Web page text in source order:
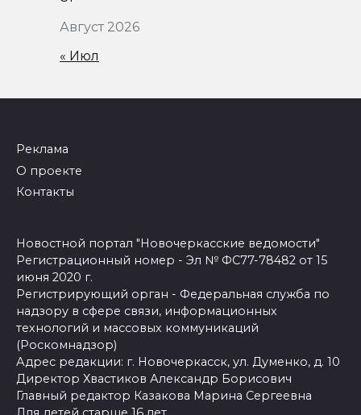
Август 2026
« Июл
Реклама
О проекте
Контакты
Новостной портал "Новочеркасские ведомости"
Регистрационный номер - Эл № ФС77-78482 от 15
июня 2020 г.
Регистрирующий орган - Федеральная служба по
надзору в сфере связи, информационных
технологий и массовых коммуникаций
(Роскомнадзор)
Адрес редакции: г. Новочеркасск, ул. Думенко, д. 10
Директор Хвастиков Александр Борисович
Главный редактор Казакова Марина Сергеевна